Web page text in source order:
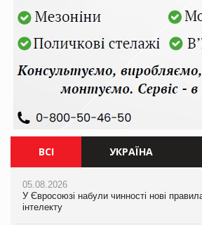
ВСІ УКРАЇНА
05.08.2026
У Євросоюзі набули чинності нові
інтелекту
05.08.2026
Мережа супермаркетів VARUS купує
формату convenience store КОЛО:
05.08.2026
У Євросоюзі набули чинності нові
інтелекту